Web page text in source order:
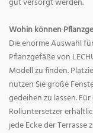
Wohin können
Die enorme Auswahl
Pflanzgefäße von
Modell zu finden.
nutzen Sie große
gedeihen zu lassen.
Rolluntersetzer
jede Ecke der Terrasse